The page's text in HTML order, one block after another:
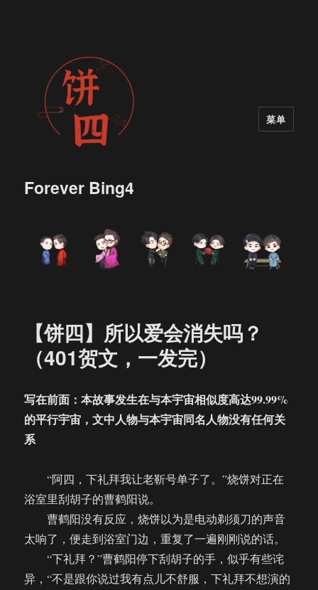
Forever Bing4
菜单
【饼四】所以爱会消失吗？
（401贺文，一发完）
写在前面：本故事发生在与本宇宙相似度高达99.99%
的平行宇宙，文中人物与本宇宙同名人物没有任何关
系
“阿四，下礼拜我让老靳号单子了。”烧饼对正在
浴室里刮胡子的曹鹤阳说。
曹鹤阳没有反应，烧饼以为是电动剃须刀的声音
太响了，便走到浴室门边，重复了一遍刚刚说的话。
“下礼拜？”曹鹤阳停下刮胡子的手，似乎有些诧
异，“不是跟你说过我有点儿不舒服，下礼拜不想演的